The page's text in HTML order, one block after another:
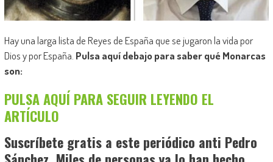
Hay una larga lista de Reyes de España que se jugaron la vida por
Dios y por España. Pulsa aquí debajo para saber qué Monarcas
son:
PULSA AQUÍ PARA SEGUIR LEYENDO EL
ARTÍCULO
Suscríbete gratis a este periódico anti Pedro